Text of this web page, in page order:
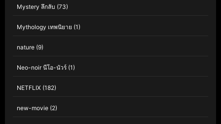
Mystery ลึกลับ (73)
Mythology เทพนิยาย (1)
nature (9)
Neo-noir นีโอ-นัวร์ (1)
NETFLIX (182)
new-movie (2)